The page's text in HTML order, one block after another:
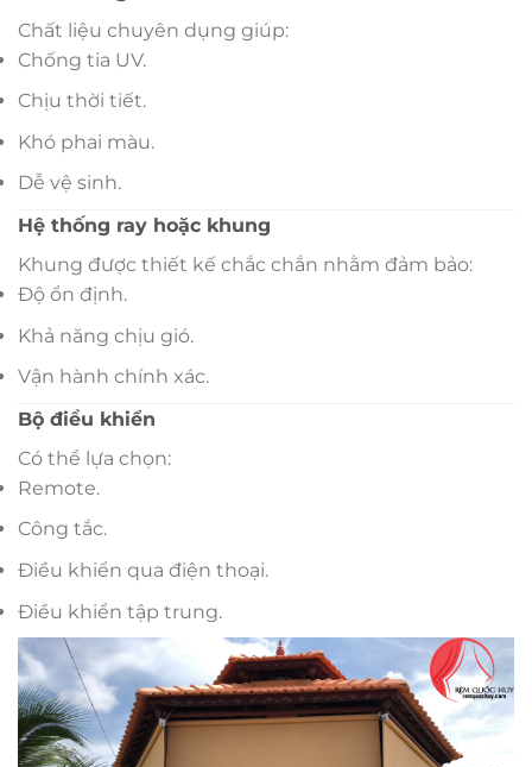
Chất liệu chuyên dụng giúp:
Chống tia UV.
Chịu thời tiết.
Khó phai màu.
Dễ vệ sinh.
Hệ thống ray hoặc khung
Khung được thiết kế chắc chắn nhằm đảm bảo:
Độ ổn định.
Khả năng chịu gió.
Vận hành chính xác.
Bộ điều khiển
Có thể lựa chọn:
Remote.
Công tắc.
Điều khiển qua điện thoại.
Điều khiển tập trung.